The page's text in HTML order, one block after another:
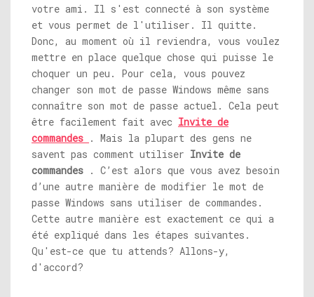
votre ami. Il s'est connecté à son système
et vous permet de l'utiliser. Il quitte.
Donc, au moment où il reviendra, vous voulez
mettre en place quelque chose qui puisse le
choquer un peu. Pour cela, vous pouvez
changer son mot de passe Windows même sans
connaître son mot de passe actuel. Cela peut
être facilement fait avec Invite de
commandes . Mais la plupart des gens ne
savent pas comment utiliser Invite de
commandes . C’est alors que vous avez besoin
d’une autre manière de modifier le mot de
passe Windows sans utiliser de commandes.
Cette autre manière est exactement ce qui a
été expliqué dans les étapes suivantes.
Qu'est-ce que tu attends? Allons-y,
d'accord?